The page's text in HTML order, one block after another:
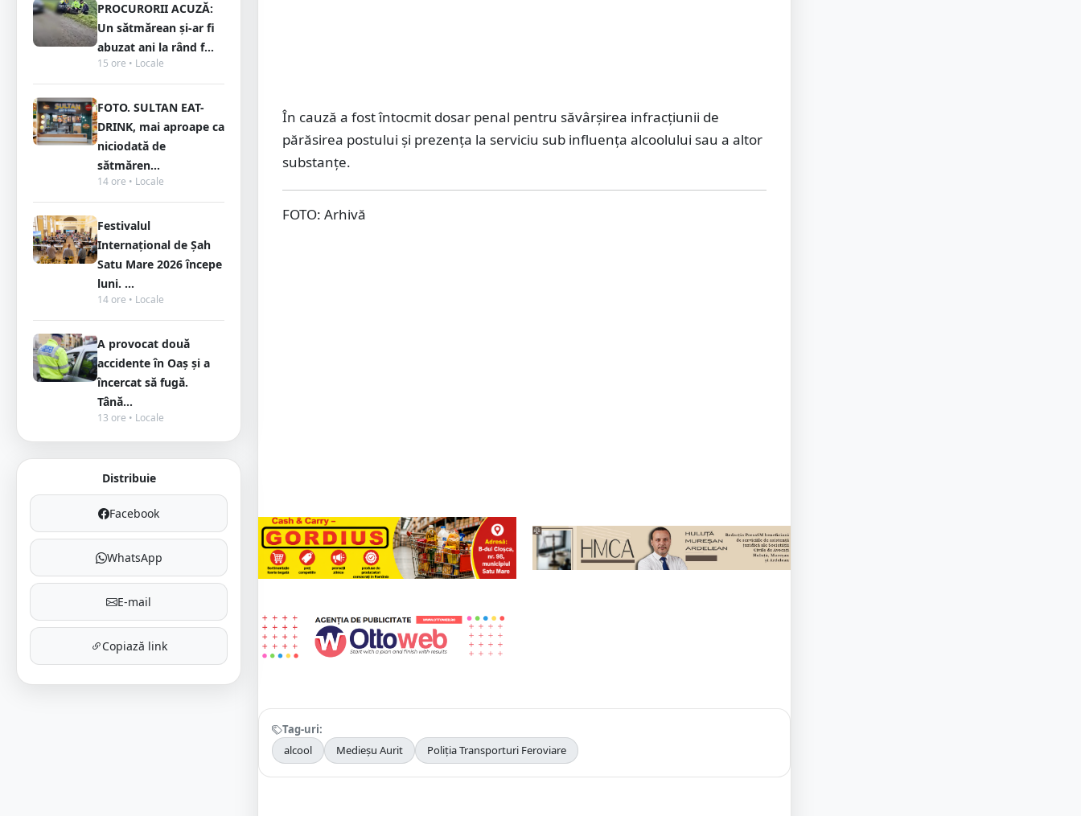
PROCURORII ACUZĂ:
Un sătmărean și-ar fi
abuzat ani la rând f...
15 ore • Locale
FOTO. SULTAN EAT-
DRINK, mai aproape ca
niciodată de
sătmăren...
14 ore • Locale
Festivalul
Internațional de Șah
Satu Mare 2026 începe
luni. ...
14 ore • Locale
A provocat două
accidente în Oaș și a
încercat să fugă.
Tână...
13 ore • Locale
Distribuie
Facebook
WhatsApp
E-mail
Copiază link
În cauză a fost întocmit dosar penal pentru săvârșirea infracțiunii de
părăsirea postului și prezența la serviciu sub influența alcoolului sau a altor
substanțe.
FOTO: Arhivă
Tag-uri:
alcool
Medieșu Aurit Poliția Transporturi Feroviare